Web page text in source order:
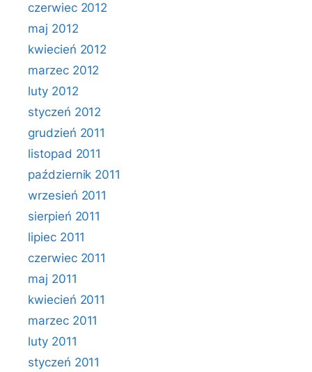
czerwiec 2012
maj 2012
kwiecień 2012
marzec 2012
luty 2012
styczeń 2012
grudzień 2011
listopad 2011
październik 2011
wrzesień 2011
sierpień 2011
lipiec 2011
czerwiec 2011
maj 2011
kwiecień 2011
marzec 2011
luty 2011
styczeń 2011